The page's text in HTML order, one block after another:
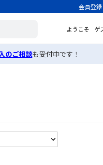
会員登録
ようこそ ゲ
のご相談も受付中です！